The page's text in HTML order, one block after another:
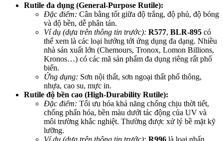
Rutile đa dụng (General-Purpose Rutile):
Đặc điểm: Cân bằng tốt giữa độ trắng, độ phủ, độ bóng
và độ bền, dễ phân tán.
Ví dụ (dựa trên thông tin trước): R577, BLR-895 có
thể xem là các loại hướng tới ứng dụng đa dạng. Nhiều
nhà sản xuất lớn (Chemours, Tronox, Lomon Billions,
Kronos…) có các mã sản phẩm đa dụng riêng rất phổ
biến.
Ứng dụng: Sơn nội thất, sơn ngoại thất phổ thông,
nhựa, cao su, mực in.
Rutile độ bền cao (High-Durability Rutile):
Đặc điểm: Tối ưu hóa khả năng chống chịu thời tiết,
chống phấn hóa, bền màu dưới tác động của UV và
môi trường khắc nghiệt. Thường được xử lý bề mặt kỹ
lưỡng.
Ví dụ (dựa trên thông tin trước): R996 là loại nhấn